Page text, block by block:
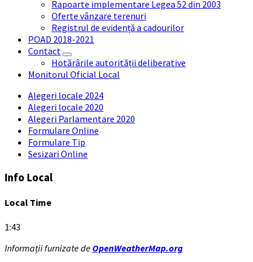
Rapoarte implementare Legea 52 din 2003
Oferte vânzare terenuri
Registrul de evidență a cadourilor
POAD 2018-2021
Contact
Hotărârile autorității deliberative
Monitorul Oficial Local
Alegeri locale 2024
Alegeri locale 2020
Alegeri Parlamentare 2020
Formulare Online
Formulare Tip
Sesizari Online
Info Local
Local Time
1:43
Informații furnizate de OpenWeatherMap.org